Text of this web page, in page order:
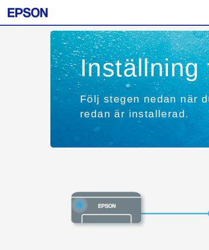
Inställning
Följ stegen nedan när
redan är installerad.